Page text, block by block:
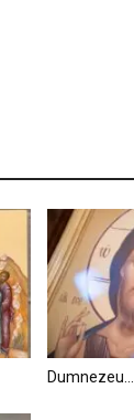
Dumnezeu…